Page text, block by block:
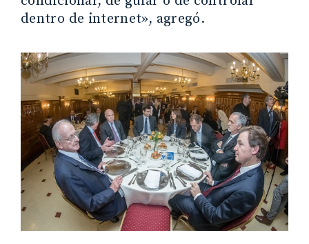
dentro de internet», agregó.